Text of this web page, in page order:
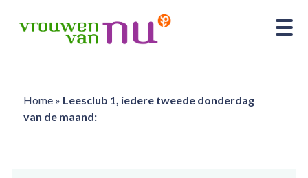
Home» Leesclub 1, iedere tweede donderdag
van de maand: